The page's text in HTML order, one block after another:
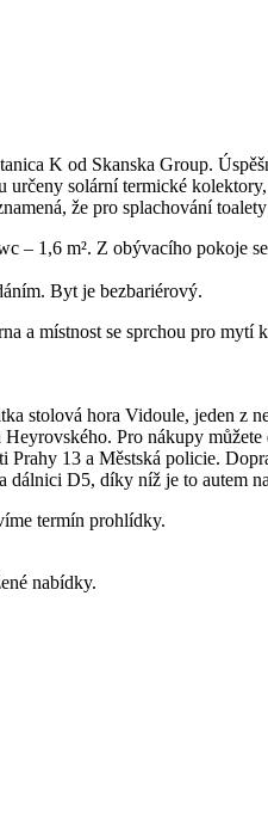
K od Skanska Group.
solární termické
že pro splachování
– 1,6 m². Z obývacího pokoje
Byt je bezbariérový.
a místnost se sprchou pro mytí
stolová hora Vidoule, jeden z
Pro nákupy
13 a Městská policie.
D5, díky níž je to autem
termín prohlídky.
nabídky.